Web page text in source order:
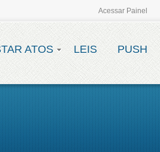
Acessar Painel
ATOS LEIS PUSH